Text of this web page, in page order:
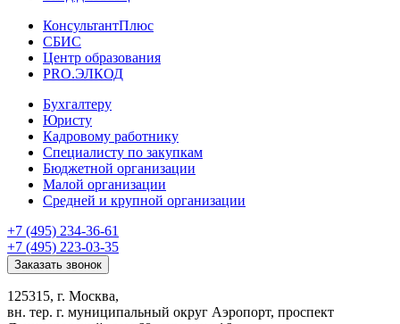
КонсультантПлюс
СБИС
Центр образования
PRO.ЭЛКОД
Бухгалтеру
Юристу
Кадровому работнику
Специалисту по закупкам
Бюджетной организации
Малой организации
Средней и крупной организации
+7 (495) 234-36-61
+7 (495) 223-03-35
Заказать звонок
125315, г. Москва,
вн. тер. г. муниципальный округ Аэропорт, проспект